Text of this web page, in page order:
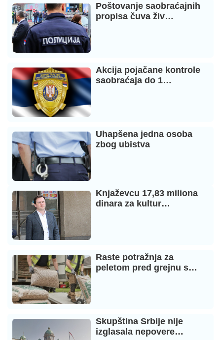
Poštovanje saobraćajnih
propisa čuva živ…
Akcija pojačane kontrole
saobraćaja do 1…
Uhapšena jedna osoba
zbog ubistva
Knjaževcu 17,83 miliona
dinara za kultur…
Raste potražnja za
peletom pred grejnu s…
Skupština Srbije nije
izglasala nepovere…